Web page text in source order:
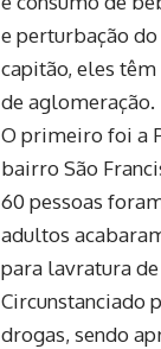
e perturbação do
capitão, eles
de aglomeração.
O primeiro foi a
bairro São
60 pessoas
adultos
para lavratura
Circunstanciado
drogas, sendo